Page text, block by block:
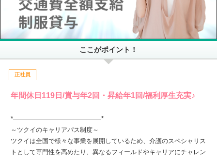
ここがポイント！
正社員
年間休日119日/賞与年2回・昇給年1回/福利厚生充実♪
*――――――――――――――*
～ツクイのキャリアパス制度～
ツクイは全国で様々な事業を展開しているため、介護のスペシャリス
トとして専門性を高めたり、異なるフィールドやキャリアにチャレン